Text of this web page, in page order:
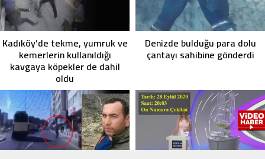
Kadıköy’de tekme, yumruk ve
kemerlerin kullanıldığı
kavgaya köpekler de dahil
oldu
Denizde bulduğu para dolu
çantayı sahibine gönderdi